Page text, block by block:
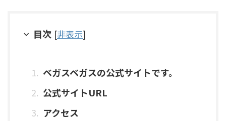
目次 [非表示]
ベガスベガスの公式サイトです。
公式サイトURL
アクセス